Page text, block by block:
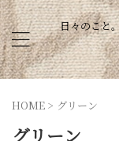
日々のこと
HOME > グリーン
グリーン